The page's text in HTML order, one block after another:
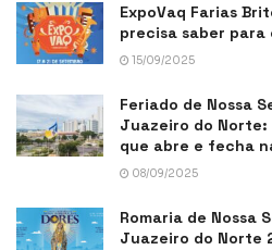
ExpoVaq Farias
precisa saber
15/09/2025
Feriado de Nossa
Juazeiro do
que abre e fecha
08/09/2025
Romaria de Nossa
Juazeiro do Norte